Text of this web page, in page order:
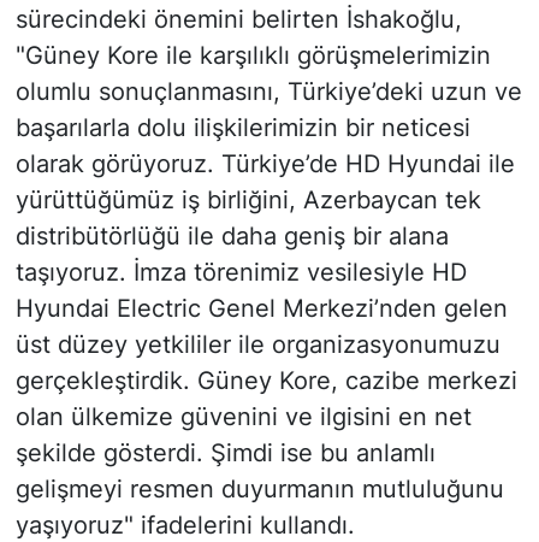
sürecindeki önemini belirten İshakoğlu,
"Güney Kore ile karşılıklı görüşmelerimizin
olumlu sonuçlanmasını, Türkiye’deki uzun ve
başarılarla dolu ilişkilerimizin bir neticesi
olarak görüyoruz. Türkiye’de HD Hyundai ile
yürüttüğümüz iş birliğini, Azerbaycan tek
distribütörlüğü ile daha geniş bir alana
taşıyoruz. İmza törenimiz vesilesiyle HD
Hyundai Electric Genel Merkezi’nden gelen
üst düzey yetkililer ile organizasyonumuzu
gerçekleştirdik. Güney Kore, cazibe merkezi
olan ülkemize güvenini ve ilgisini en net
şekilde gösterdi. Şimdi ise bu anlamlı
gelişmeyi resmen duyurmanın mutluluğunu
yaşıyoruz" ifadelerini kullandı.